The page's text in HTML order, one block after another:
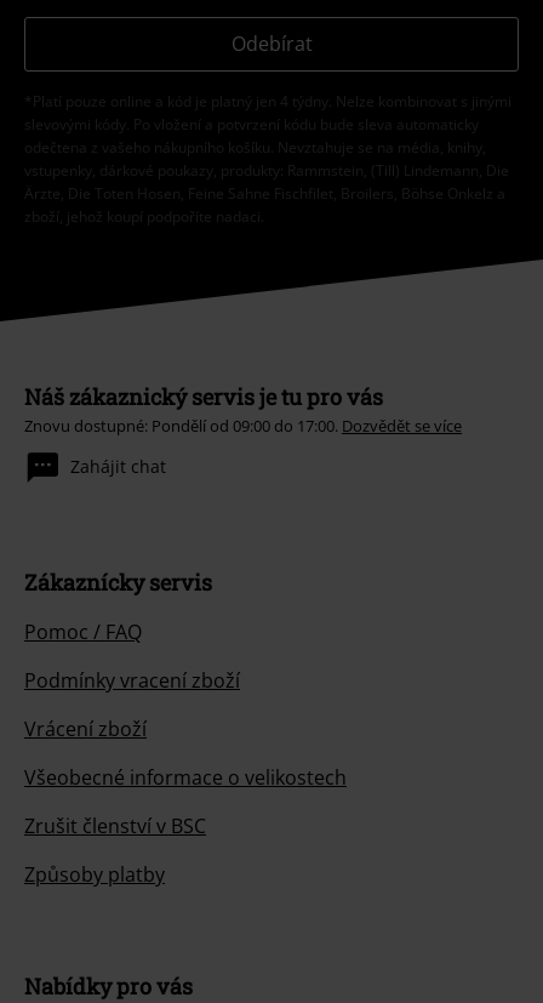
Odebírat
*Platí pouze online a kód je platný jen 4 týdny. Nelze kombinovat s jinými
slevovými kódy. Po vložení a potvrzení kódu bude sleva automaticky
odečtena z vašeho nákupního košíku. Nevztahuje se na média, knihy,
vstupenky, dárkové poukazy, produkty: Rammstein, (Till) Lindemann, Die
Ärzte, Die Toten Hosen, Feine Sahne Fischfilet, Broilers, Böhse Onkelz a
zboží, jehož koupí podpoříte nadaci.
Náš zákaznický servis je tu pro vás
Znovu dostupné: Pondělí od 09:00 do 17:00. Dozvědět se více
Zahájit chat
Zákaznícky servis
Pomoc / FAQ
Podmínky vracení zboží
Vrácení zboží
Všeobecné informace o velikostech
Zrušit členství v BSC
Způsoby platby
Nabídky pro vás